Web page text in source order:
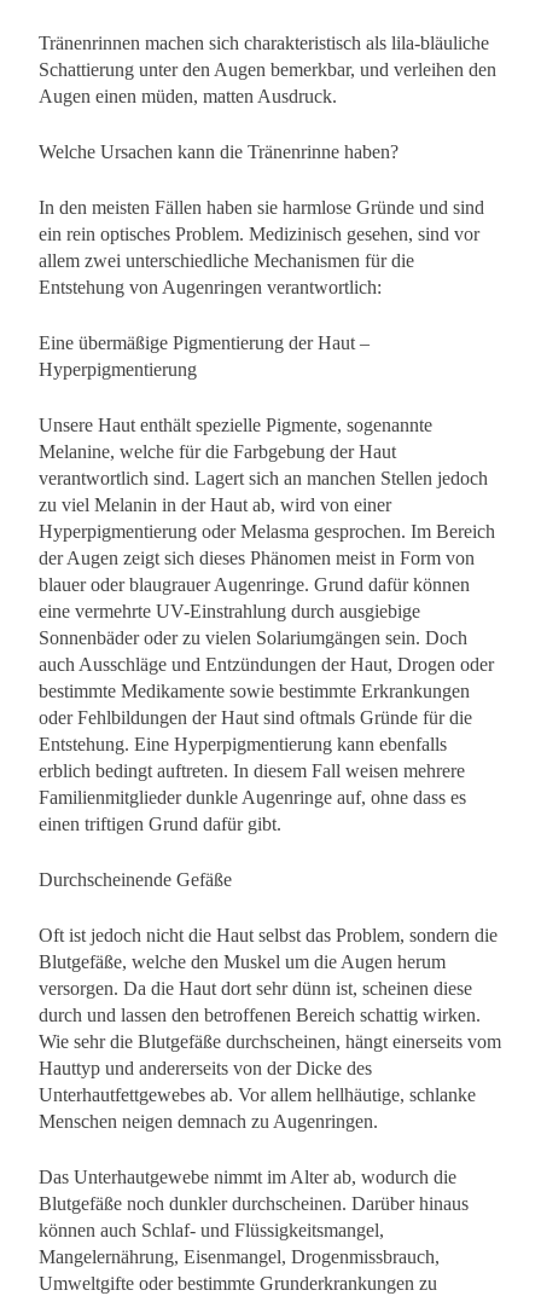
Tränenrinnen machen sich charakteristisch als lila-bläuliche
Schattierung unter den Augen bemerkbar, und verleihen den
Augen einen müden, matten Ausdruck.
Welche Ursachen kann die Tränenrinne haben?
In den meisten Fällen haben sie harmlose Gründe und sind
ein rein optisches Problem. Medizinisch gesehen, sind vor
allem zwei unterschiedliche Mechanismen für die
Entstehung von Augenringen verantwortlich:
Eine übermäßige Pigmentierung der Haut –
Hyperpigmentierung
Unsere Haut enthält spezielle Pigmente, sogenannte
Melanine, welche für die Farbgebung der Haut
verantwortlich sind. Lagert sich an manchen Stellen jedoch
zu viel Melanin in der Haut ab, wird von einer
Hyperpigmentierung oder Melasma gesprochen. Im Bereich
der Augen zeigt sich dieses Phänomen meist in Form von
blauer oder blaugrauer Augenringe. Grund dafür können
eine vermehrte UV-Einstrahlung durch ausgiebige
Sonnenbäder oder zu vielen Solariumgängen sein. Doch
auch Ausschläge und Entzündungen der Haut, Drogen oder
bestimmte Medikamente sowie bestimmte Erkrankungen
oder Fehlbildungen der Haut sind oftmals Gründe für die
Entstehung. Eine Hyperpigmentierung kann ebenfalls
erblich bedingt auftreten. In diesem Fall weisen mehrere
Familienmitglieder dunkle Augenringe auf, ohne dass es
einen triftigen Grund dafür gibt.
Durchscheinende Gefäße
Oft ist jedoch nicht die Haut selbst das Problem, sondern die
Blutgefäße, welche den Muskel um die Augen herum
versorgen. Da die Haut dort sehr dünn ist, scheinen diese
durch und lassen den betroffenen Bereich schattig wirken.
Wie sehr die Blutgefäße durchscheinen, hängt einerseits vom
Hauttyp und andererseits von der Dicke des
Unterhautfettgewebes ab. Vor allem hellhäutige, schlanke
Menschen neigen demnach zu Augenringen.
Das Unterhautgewebe nimmt im Alter ab, wodurch die
Blutgefäße noch dunkler durchscheinen. Darüber hinaus
können auch Schlaf- und Flüssigkeitsmangel,
Mangelernährung, Eisenmangel, Drogenmissbrauch,
Umweltgifte oder bestimmte Grunderkrankungen zu